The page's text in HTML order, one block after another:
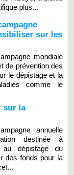
plus...
sur les
mondiale
de prévention des
le dépistage et la
comme le
sur la
annuelle
destinée à
dépistage du
des fonds pour la